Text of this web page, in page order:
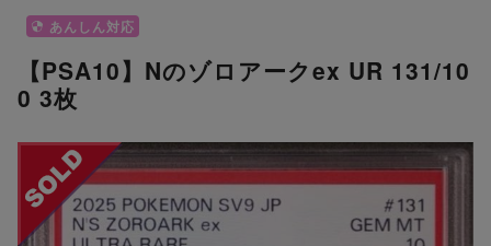
あんしん対応
【PSA10】Nのゾロアークex UR 131/10
0 3枚